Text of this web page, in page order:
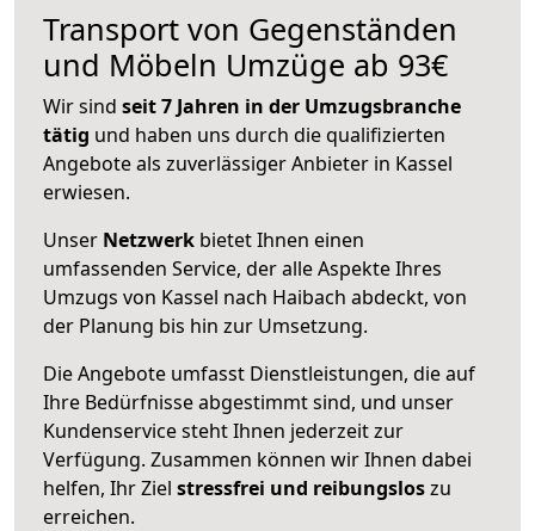
Transport von Gegenständen
und Möbeln Umzüge ab 93€
Wir sind seit 7 Jahren in der Umzugsbranche
tätig und haben uns durch die qualifizierten
Angebote als zuverlässiger Anbieter in Kassel
erwiesen.
Unser Netzwerk bietet Ihnen einen
umfassenden Service, der alle Aspekte Ihres
Umzugs von Kassel nach Haibach abdeckt, von
der Planung bis hin zur Umsetzung.
Die Angebote umfasst Dienstleistungen, die auf
Ihre Bedürfnisse abgestimmt sind, und unser
Kundenservice steht Ihnen jederzeit zur
Verfügung. Zusammen können wir Ihnen dabei
helfen, Ihr Ziel stressfrei und reibungsloszu
erreichen.